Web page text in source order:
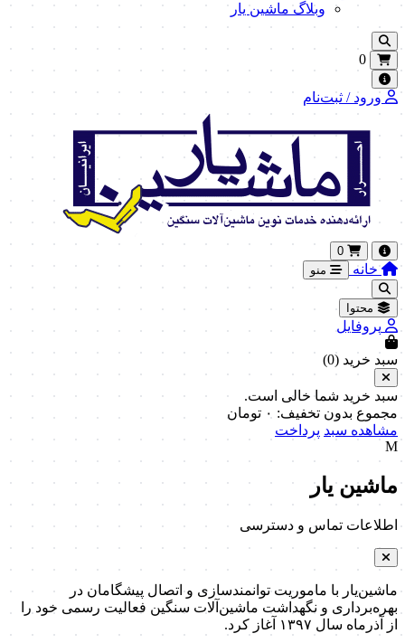
وبلاگ ماشین یار
0
ورود / ثبت‌نام
0
خانه منو
محتوا
پروفایل
سبد خرید (0
)
سبد خرید شما خالی است.
مجموع بدون تخفیف: ۰ تومان
مشاهده سبد پرداخت
M
ماشین یار
اطلاعات تماس و دسترسی
ماشین‌یار با ماموریت توانمندسازی و اتصال پیشگامان در
بهره‌برداری و نگهداشت ماشین‌آلات سنگین فعالیت رسمی خود را
از آذرماه سال ۱۳۹۷ آغاز کرد.